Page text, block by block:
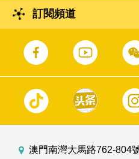
訂閱頻道
澳門南灣大馬路762-804